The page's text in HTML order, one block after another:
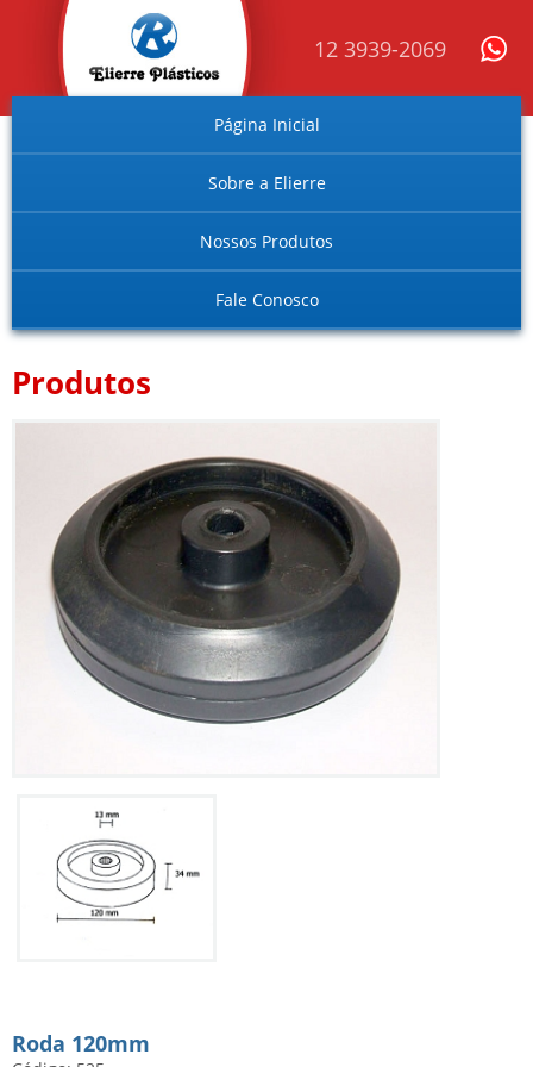
12 3939-2069
Página Inicial
Sobre a Elierre
Nossos Produtos
Fale Conosco
Produtos
Roda 120mm